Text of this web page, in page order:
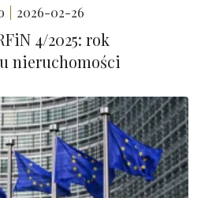
2026-02-26
4/2025: rok
nieruchomości